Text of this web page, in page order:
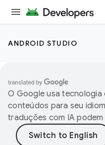
ANDROID STUDIO
O Google usa
conteúdos para seu
traduções com IA